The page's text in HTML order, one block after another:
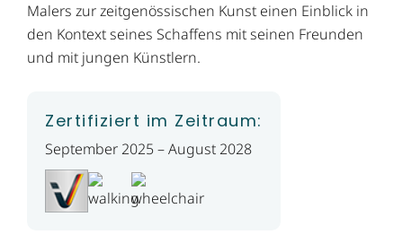
Malers zur zeitgenössischen Kunst einen Einblick in
den Kontext seines Schaffens mit seinen Freunden
und mit jungen Künstlern.
Zertifiziert im Zeitraum:
September 2025 – August 2028